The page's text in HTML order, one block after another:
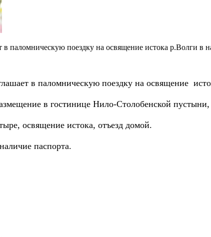
паломническую поездку на освящение истока р.Волги в
в паломническую поездку на освящение
в гостинице Нило-Столобенской
освящение истока, отъезд домой.
паспорта.